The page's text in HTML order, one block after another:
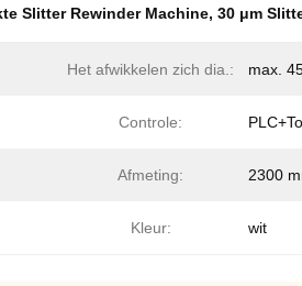
Slitter Rewinder Machine, 30 μm
Het afwikkelen zich dia.: max.
Controle:
Afmeting: 2300
Kleur: wit